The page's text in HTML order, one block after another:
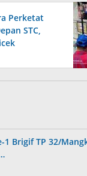
Perketat
STC,
1 Brigif TP 32/